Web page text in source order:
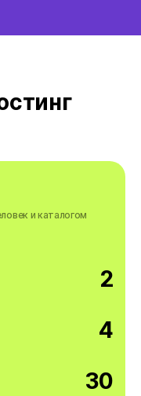
и каталогом
2
4
30